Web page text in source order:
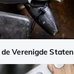
Verenigde Staten